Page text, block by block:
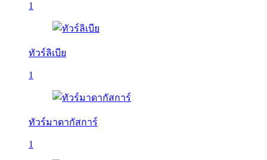
1
ทัวร์ลิเบีย
1
ทัวร์มาดากัสการ์
1